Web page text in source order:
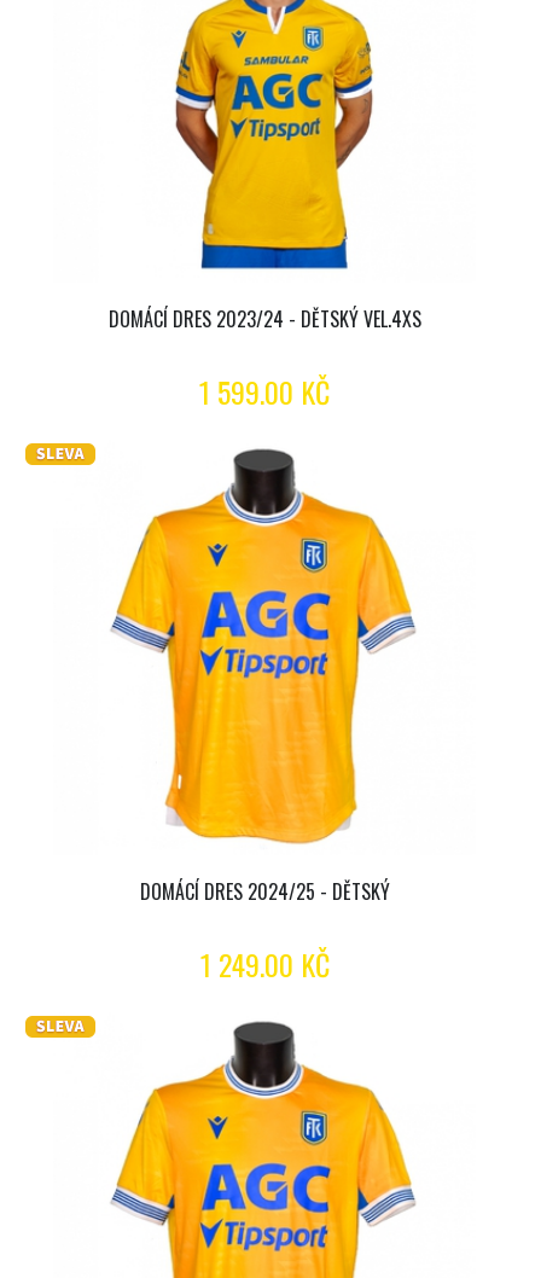
DOMÁCÍ DRES 2023/24 - DĚTSKÝ VEL.4XS
1 599.00 KČ
DOMÁCÍ DRES 2024/25 - DĚTSKÝ
1 249.00 KČ